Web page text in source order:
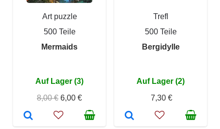
Art puzzle
500 Teile
Mermaids
Auf Lager (3)
8,00 € 6,00 €
Trefl
500 Teile
Bergidylle
Auf Lager (2)
7,30 €